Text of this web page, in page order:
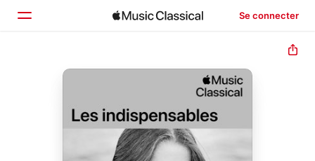
Se connecter
Accueil
Rechercher